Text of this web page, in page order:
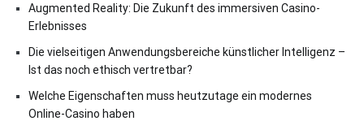
Augmented Reality: Die Zukunft des immersiven Casino-
Erlebnisses
Die vielseitigen Anwendungsbereiche künstlicher Intelligenz –
Ist das noch ethisch vertretbar?
Welche Eigenschaften muss heutzutage ein modernes
Online-Casino haben